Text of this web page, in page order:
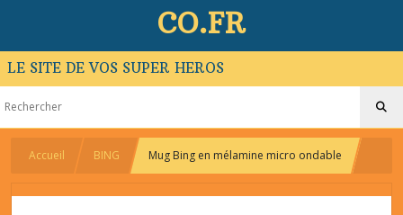
CO.FR
LE SITE DE VOS SUPER HEROS
Accueil BING Mug Bing en mélamine micro ondable